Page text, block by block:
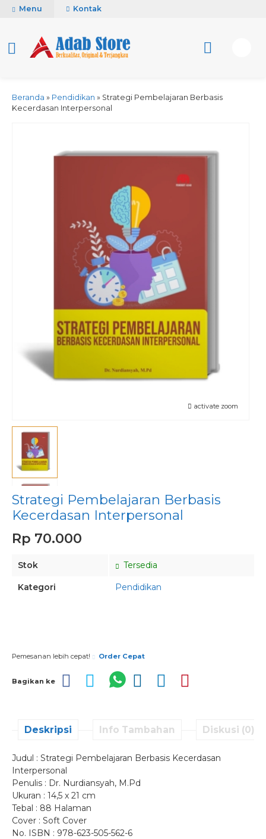
Menu Kontak
Beranda » Pendidikan » Strategi Pembelajaran Berbasis
Kecerdasan Interpersonal
activate zoom
Strategi Pembelajaran Berbasis
Kecerdasan Interpersonal
Rp 70.000
Stok Tersedia
Kategori Pendidikan
Pemesanan lebih cepat! Order Cepat
Bagikan ke
Deskripsi Info Tambahan Diskusi (0)
Judul : Strategi Pembelajaran Berbasis Kecerdasan
Interpersonal
Penulis : Dr. Nurdiansyah, M.Pd
Ukuran : 14,5 x 21 cm
Tebal : 88 Halaman
Cover : Soft Cover
No. ISBN : 978-623-505-562-6